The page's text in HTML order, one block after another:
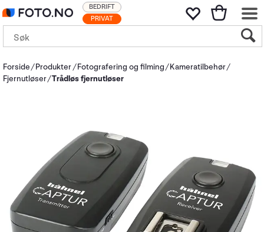
PRIVAT
BEDRIFT
Forside Produkter Fotografering og filming
Kameratilbehør
Fjernutløser Trådløs fjernutløser